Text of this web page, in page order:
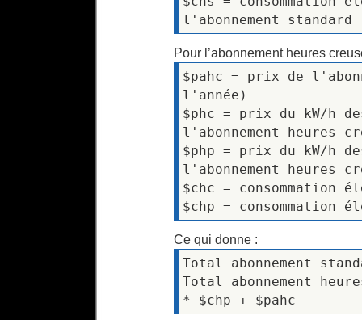
l'abonnement standard
Pour l’abonnement heures
$pahc = prix de
l'année)
$phc = prix du kW/h
l'abonnement heures
$php = prix du kW/h
l'abonnement heures
$chc = consommation
$chp = consommation
Ce qui donne :
Total abonnement
Total abonnement
* $chp + $pahc